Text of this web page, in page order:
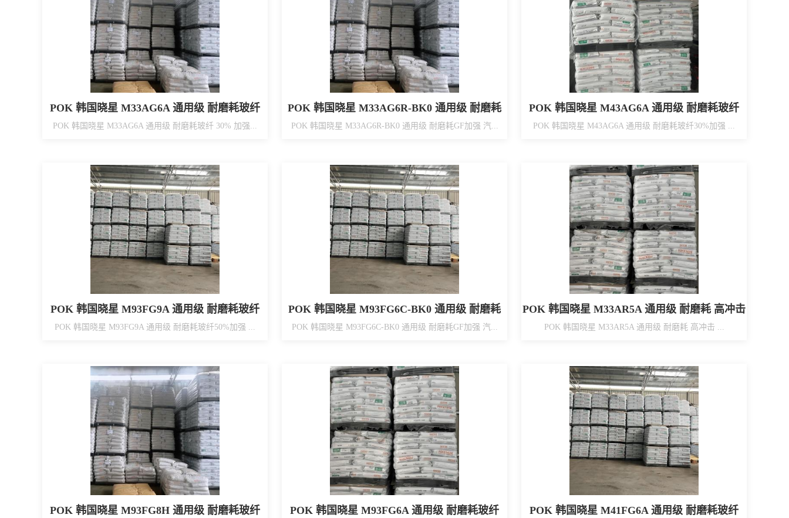
POK 韩国晓星 M33AG6A 通用级 耐磨耗玻纤
30% 加强 工业应用/铁路配件/水表水龙头等
POK 韩国晓星 M33AG6A 通用级 耐磨耗玻纤 30% 加强...
POK 韩国晓星 M33AG6R-BK0 通用级 耐磨耗
GF加强 汽车散热器底座用
POK 韩国晓星 M33AG6R-BK0 通用级 耐磨耗GF加强 汽...
POK 韩国晓星 M43AG6A 通用级 耐磨耗玻纤
30%加强 高冲击
POK 韩国晓星 M43AG6A 通用级 耐磨耗玻纤30%加强 ...
POK 韩国晓星 M93FG9A 通用级 耐磨耗玻纤
50%加强
POK 韩国晓星 M93FG9A 通用级 耐磨耗玻纤50%加强 ...
POK 韩国晓星 M93FG6C-BK0 通用级 耐磨耗
GF加强 汽车冷却风扇用
POK 韩国晓星 M93FG6C-BK0 通用级 耐磨耗GF加强 汽...
POK 韩国晓星 M33AR5A 通用级 耐磨耗 高冲击
POK 韩国晓星 M33AR5A 通用级 耐磨耗 高冲击 ...
POK 韩国晓星 M93FG8H 通用级 耐磨耗玻纤
POK 韩国晓星 M93FG6A 通用级 耐磨耗玻纤
POK 韩国晓星 M41FG6A 通用级 耐磨耗玻纤